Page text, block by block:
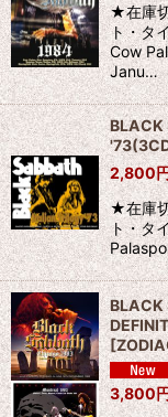
★在庫
ト・タ
Cow
Janu…
BLACK
2,800
★在庫
ト・タ
BLACK
[
3,800